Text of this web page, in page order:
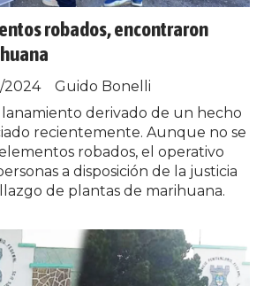
robados, encontraron
Guido Bonelli
2024
derivado de un hecho
recientemente. Aunque no se
robados, el operativo
a disposición de la justicia
de plantas de marihuana.